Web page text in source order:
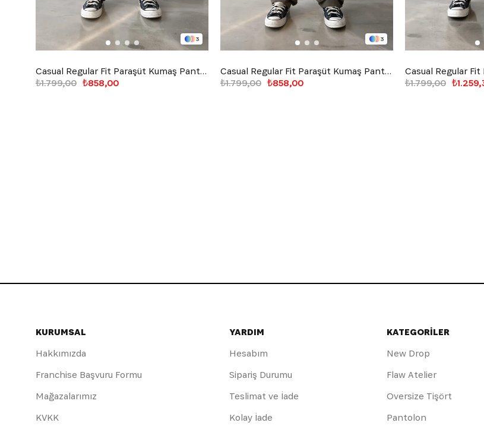
3
Casual Regular Fit Paraşüt Kumaş Pantolon
₺858,00
₺1.799,00
3
Casual Regular Fit Paraşüt Kumaş Pantolon
₺858,00
₺1.799,00 ₺1.799,00
KURUMSAL
Hakkımızda
Franchise Başvuru Formu
Mağazalarımız
KVKK
YARDIM
Hesabım
Sipariş Durumu
Teslimat ve İade
Kolay İade
KATEGORİLER
New Drop
Flaw Atelier
Oversize Tişört
Pantolon